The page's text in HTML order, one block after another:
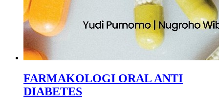
FARMAKOLOGI ORAL ANTI
DIABETES